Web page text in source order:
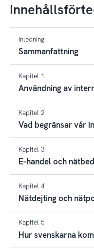
Inledning
Sammanfattning
Kapitel 1
Användning av
Kapitel 2
Vad begränsar vår
Kapitel 3
E-handel och
Kapitel 4
Nätdejting och
Kapitel 5
Hur svenskarna